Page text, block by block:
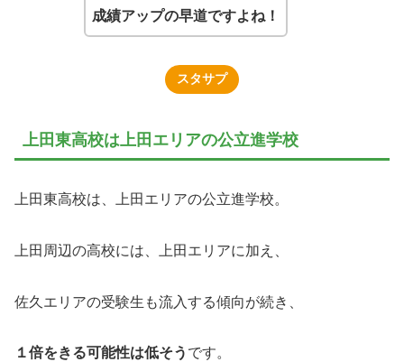
成績アップの早道ですよね！
スタサプ
上田東高校は上田エリアの公立進学校
上田東高校は、上田エリアの公立進学校。
上田周辺の高校には、上田エリアに加え、
佐久エリアの受験生も流入する傾向が続き、
１倍をきる可能性は低そう です。